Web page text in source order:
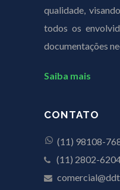
qualidade,
todos os
documentações
Saiba mais
CONTATO
(11) 98108-
(11) 2802-